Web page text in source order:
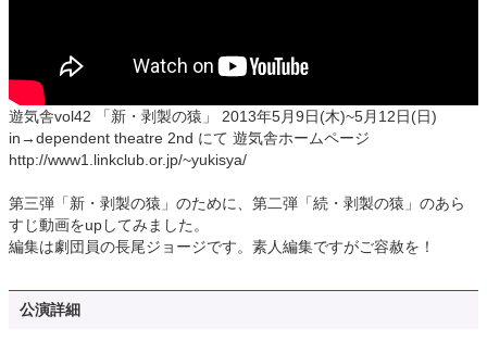
遊気舎vol42 「新・剥製の猿」 2013年5月9日(木)~5月12日(日)
in→dependent theatre 2nd にて 遊気舎ホームページ
http://www1.linkclub.or.jp/~yukisya/
第三弾「新・剥製の猿」のために、第二弾「続・剥製の猿」のあら
すじ動画をupしてみました。
編集は劇団員の長尾ジョージです。素人編集ですがご容赦を！
公演詳細